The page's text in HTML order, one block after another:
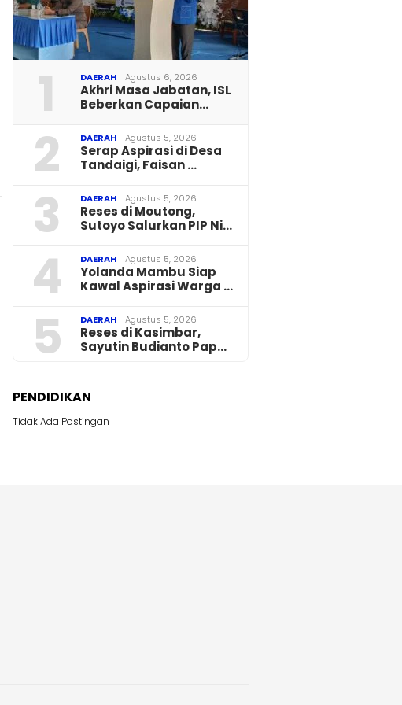
1 DAERAH Agustus 6, 2026
Akhri Masa Jabatan, ISL
Beberkan Capaian…
2 DAERAH Agustus 5, 2026
Serap Aspirasi di Desa
Tandaigi, Faisan …
3 DAERAH Agustus 5, 2026
Reses di Moutong,
Sutoyo Salurkan PIP Ni…
4 DAERAH Agustus 5, 2026
Yolanda Mambu Siap
Kawal Aspirasi Warga …
5 DAERAH Agustus 5, 2026
Reses di Kasimbar,
Sayutin Budianto Pap…
PENDIDIKAN
Tidak Ada Postingan